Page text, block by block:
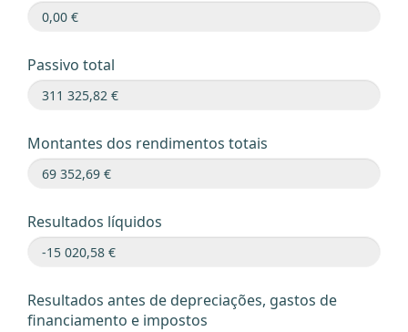
Passivo total
Montantes dos rendimentos totais
Resultados líquidos
Resultados antes de depreciações, gastos de
financiamento e impostos